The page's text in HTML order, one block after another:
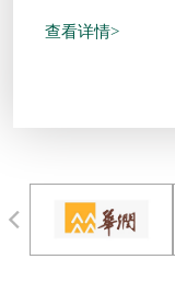
查看详情>